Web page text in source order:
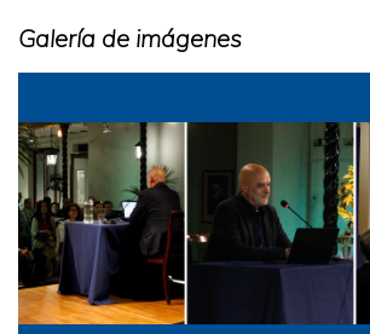
Galería de imágenes